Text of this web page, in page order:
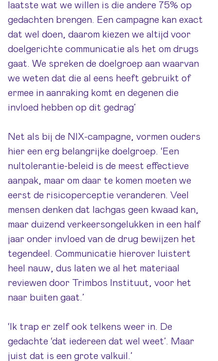
laatste wat we willen is die andere 75% op
gedachten brengen. Een campagne kan exact
dat wel doen, daarom kiezen we altijd voor
doelgerichte communicatie als het om drugs
gaat. We spreken de doelgroep aan waarvan
we weten dat die al eens heeft gebruikt of
ermee in aanraking komt en degenen die
invloed hebben op dit gedrag’
Net als bij de NIX-campagne, vormen ouders
hier een erg belangrijke doelgroep. ‘Een
nultolerantie-beleid is de meest effectieve
aanpak, maar om daar te komen moeten we
eerst de risicoperceptie veranderen. Veel
mensen denken dat lachgas geen kwaad kan,
maar duizend verkeersongelukken in een half
jaar onder invloed van de drug bewijzen het
tegendeel. Communicatie hierover luistert
heel nauw, dus laten we al het materiaal
reviewen door Trimbos Instituut, voor het
naar buiten gaat.’
‘Ik trap er zelf ook telkens weer in. De
gedachte ‘dat iedereen dat wel weet’. Maar
juist dat is een grote valkuil.’